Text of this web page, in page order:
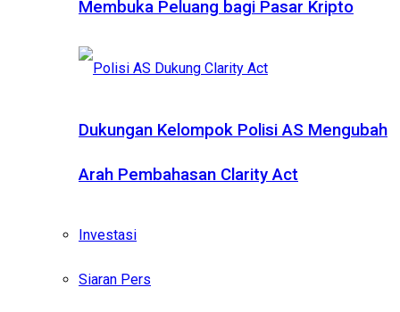
Membuka Peluang bagi Pasar Kripto
Dukungan Kelompok Polisi AS Mengubah
Arah Pembahasan Clarity Act
Investasi
Siaran Pers